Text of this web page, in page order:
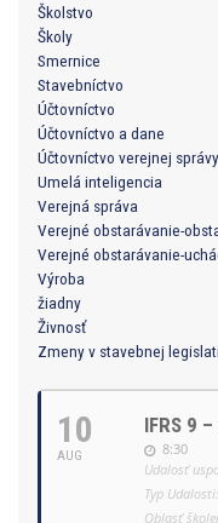
Školstvo
Školy
Smernice
Stavebníctvo
Účtovníctvo
Účtovníctvo a dane
Účtovníctvo verejnej správy
Umelá inteligencia
Verejná správa
Verejné obstarávanie-
Verejné obstarávanie-
Výroba
žiadny
Živnosť
Zmeny v stavebnej
10
AUG
IFRS 9
8:30
Udalosť
Typ Udalosti:
Oblasť